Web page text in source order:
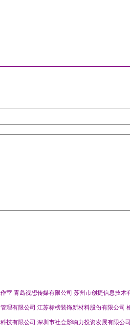
室 青岛视想传媒有限公司 苏州市创捷信息技术
理有限公司 江苏标榜装饰新材料股份有限公司
技有限公司 深圳市社会影响力投资发展有限公司